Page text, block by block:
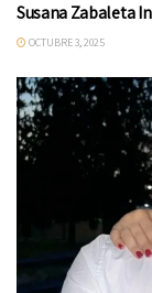
Susana Zabaleta
OCTUBRE 3, 2025